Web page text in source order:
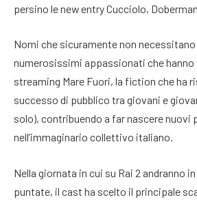
persino le new entry Cucciolo,
Nomi che sicuramente non
numerosissimi appassionati che hanno
streaming Mare Fuori, la fiction che ha
successo di pubblico tra giovani e
solo), contribuendo a far nascere nuovi
nell’immaginario collettivo italiano.
Nella giornata in cui su Rai 2 andranno
puntate, il cast ha scelto il principale